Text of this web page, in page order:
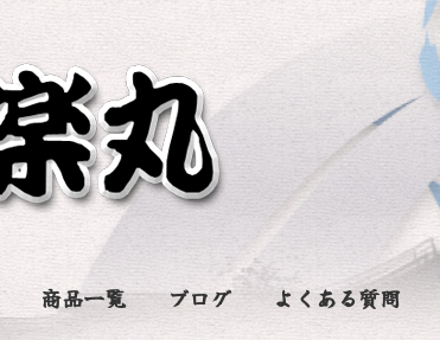
商品一覧 ブログ よくある質問